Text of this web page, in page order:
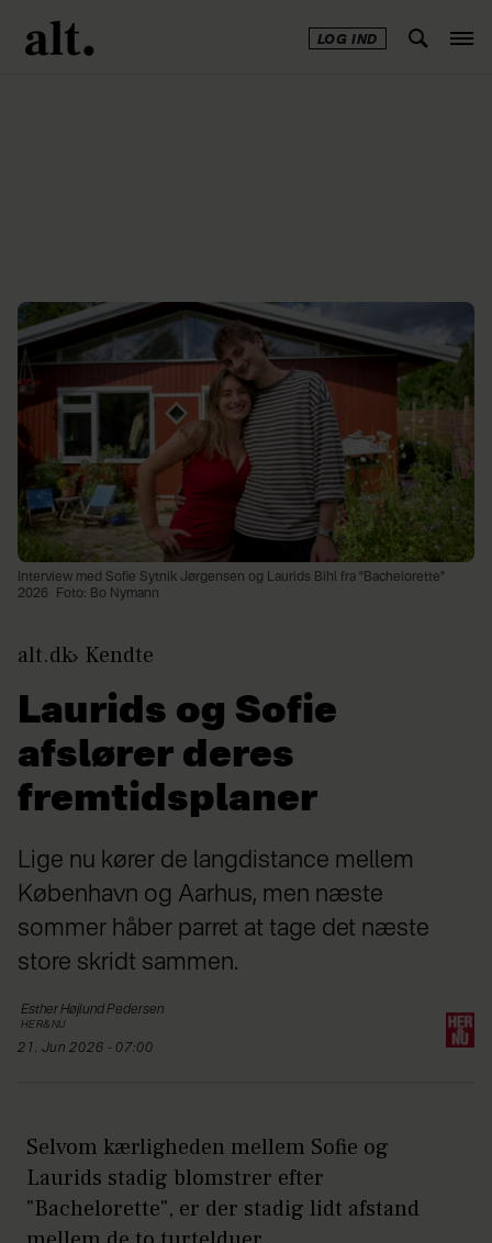
LOG IND
Interview med Sofie Sytnik Jørgensen og Laurids Bihl fra "Bachelorette"
2026
Foto: Bo Nymann
alt.dk Kendte
Laurids og Sofie
afslører deres
fremtidsplaner
Lige nu kører de langdistance mellem
København og Aarhus, men næste
sommer håber parret at tage det næste
store skridt sammen.
Esther HøjlundPedersen
HER&NU
21. Jun 2026 - 07:00
Selvom kærligheden mellem Sofie og
Laurids stadig blomstrer efter
"Bachelorette", er der stadig lidt afstand